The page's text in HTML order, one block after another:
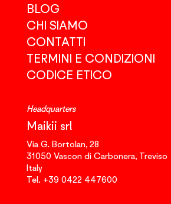
BLOG
CHI SIAMO
CONTATTI
TERMINI E CONDIZIONI
CODICE ETICO
Headquarters
Maikii srl
Via G. Bortolan, 28
31050 Vascon di Carbonera,Treviso
Italy
Tel. +39 0422 447600